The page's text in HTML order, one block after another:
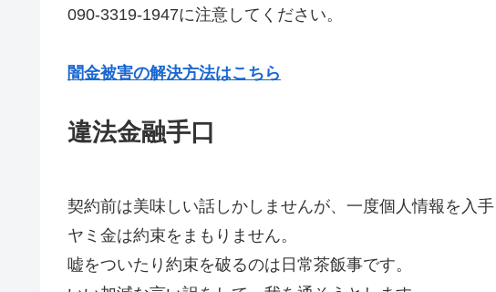
090-3319-1947に注意してください。
闇金被害の解決方法はこちら
違法金融手口
契約前は美味しい話しかしませんが、一度個人情報を入手
ヤミ金は約束をまもりません。
嘘をついたり約束を破るのは日常茶飯事です。